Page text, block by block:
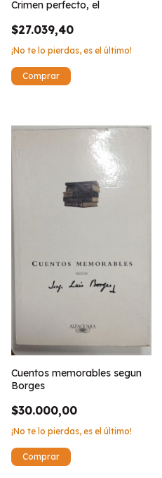
Crimen perfecto, el
$27.039,40
¡No te lo pierdas, es el último!
Cuentos memorables segun
Borges
$30.000,00
¡No te lo pierdas, es el último!